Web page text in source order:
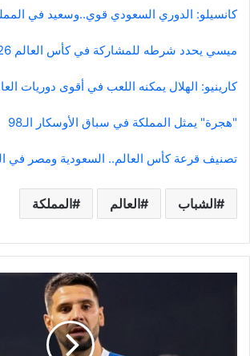
كانسيلو: الدوري السعودي قوي..وسعيد في
ميسي يحدد شرطه للمشاركة في كأس العالم 2026
كارينيو: الهلال يمكنه اللعب في أقوى دوريات
"هجرة" يمثل المملكة في سباق الأوسكار الـ98
تصنيف قرعة كأس العالم.. السعودية ومصر في
الشباب العالم المملكة